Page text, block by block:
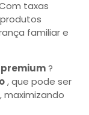
taxas
familiar e
?
, que pode ser
maximizando